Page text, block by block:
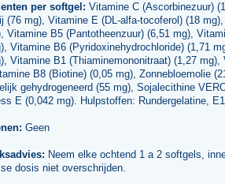
per softgel: Vitamine C (Ascorbinezuur)
(76 mg), Vitamine E (DL-alfa-tocoferol) (18
Vitamine B5 (Pantotheenzuur) (6,51 mg),
Vitamine B6 (Pyridoxinehydrochloride) (1,71
Vitamine B1 (Thiaminemononitraat) (1,27
B8 (Biotine) (0,05 mg), Zonnebloemolie
gehydrogeneerd (55 mg), Sojalecithine
E (0,042 mg). Hulpstoffen: Rundergelatine,
Geen
Neem elke ochtend 1 a 2 softgels,
dosis niet overschrijden.